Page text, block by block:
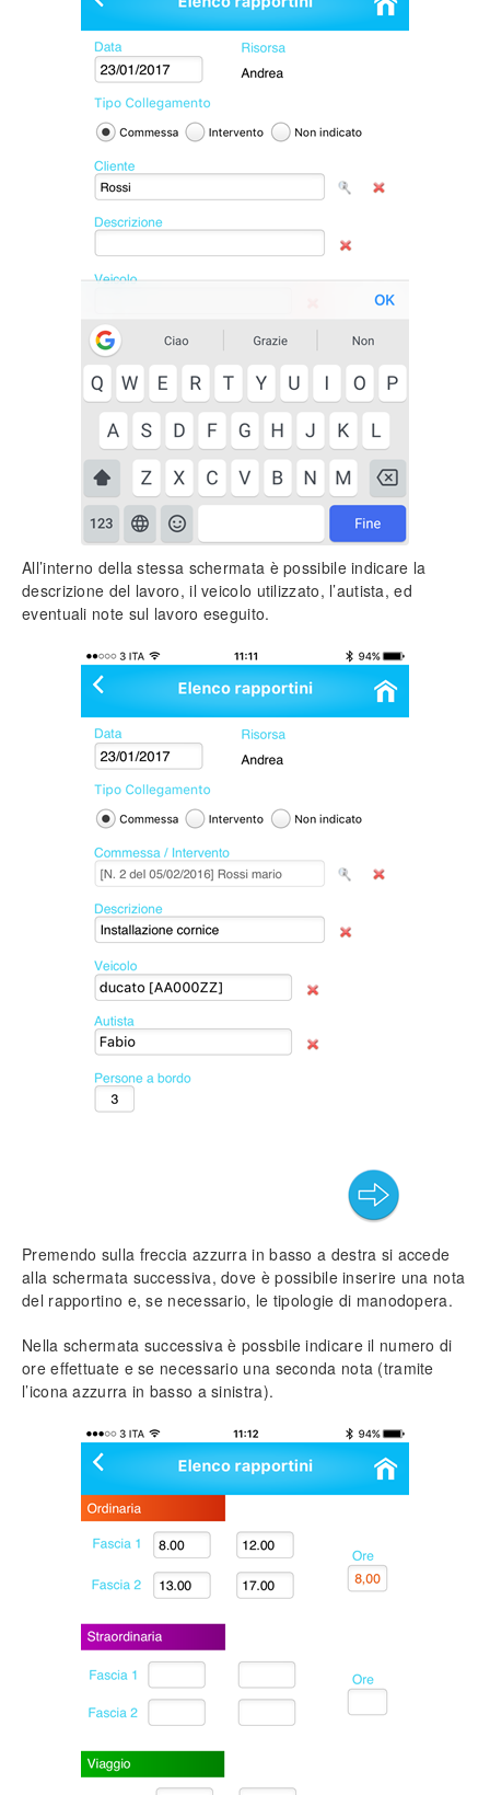
Moduli aggiuntivi
Moduli Amministrazione
Moduli Magazzino
Moduli Preventivazione
Moduli Vendite e acquisti
Modulo Commesse standard
Modulo Gestione risorse
Modulo Rapportini giornalieri
Modulo Archiviazione ottica
Modulo Importazione articoli da Excel
Modulo Multiazienda
Modulo Fatturazione elettronica
Modulo iBackup
Invio massivo sms
App Tecnos Cloud
Installare l’app
Il pannello Cloud
Schermata Home
Immagini e foto
Scanner documenti
Inserimento manodopera
Backup e restore
FAQ (Frequently Asked Questions)
Compatibilità antivirus
Esclusioni antivirus
Diritti di scrittura
Numero massimo licenze
Ripristinare l’icona sul Desktop
Accesso in RDP
Accesso al Database
Apri ticket di assistenza
All’interno della stessa schermata è possibile indicare la
descrizione del lavoro, il veicolo utilizzato, l’autista, ed
eventuali note sul lavoro eseguito.
Premendo sulla freccia azzurra in basso a destra si accede
alla schermata successiva, dove è possibile inserire una nota
del rapportino e, se necessario, le tipologie di manodopera.
Nella schermata successiva è possbile indicare il numero di
ore effettuate e se necessario una seconda nota (tramite
l’icona azzurra in basso a sinistra).